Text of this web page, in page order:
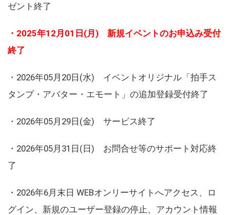
ゼント終了
・2025年12月01日(月) 新規イベントのお申込み受付
終了
・2026年05月20日(水) イベントオリジナル「拍手ス
タンプ・アバター・エモート」の追加登録受付終了
・2026年05月29日(金) サービス終了
・2026年05月31日(日) お問合せ等のサポート対応終
了
・2026年6月末日 WEBオンリーサイトへアクセス、ロ
グイン、新規のユーザー登録の停止、アカウント情報